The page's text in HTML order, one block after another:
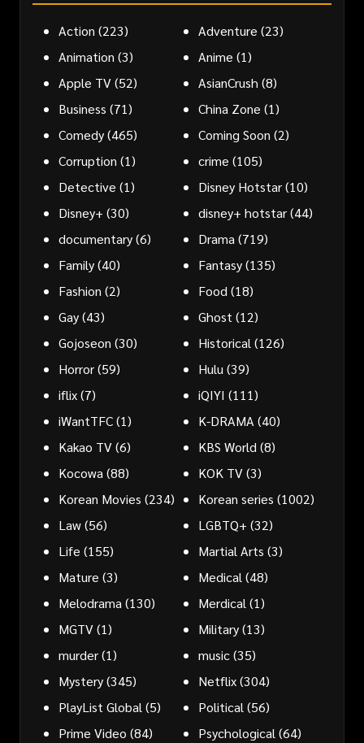
Action (223) Adventure (23)
Animation (3) Anime (1)
Apple TV(52) AsianCrush (8)
Business (71) China Zone (1)
Comedy(465) Coming Soon (2)
Corruption (1) crime (105)
Detective (1) Disney Hotstar(10)
Disney+ (30) disney+ hotstar(44)
documentary(6) Drama(719)
Family(40) Fantasy(135)
Fashion (2) Food(18)
Gay(43) Ghost(12)
Gojoseon (30) Historical(126)
Horror(59) Hulu(39)
iflix(7) iQIYI (111)
iWantTFC(1) K-DRAMA(40)
Kakao TV(6) KBS World(8)
Kocowa(88) KOK TV(3)
Korean Movies (234) Korean series (1002)
Law(56) LGBTQ+ (32)
Life (155) Martial Arts (3)
Mature (3) Medical(48)
Melodrama(130) Merdical(1)
MGTV(1) Military(13)
murder(1) music(35)
Mystery(345) Netflix(304)
PlayList Global(5) Political(56)
Prime Video (84) Psychological(64)